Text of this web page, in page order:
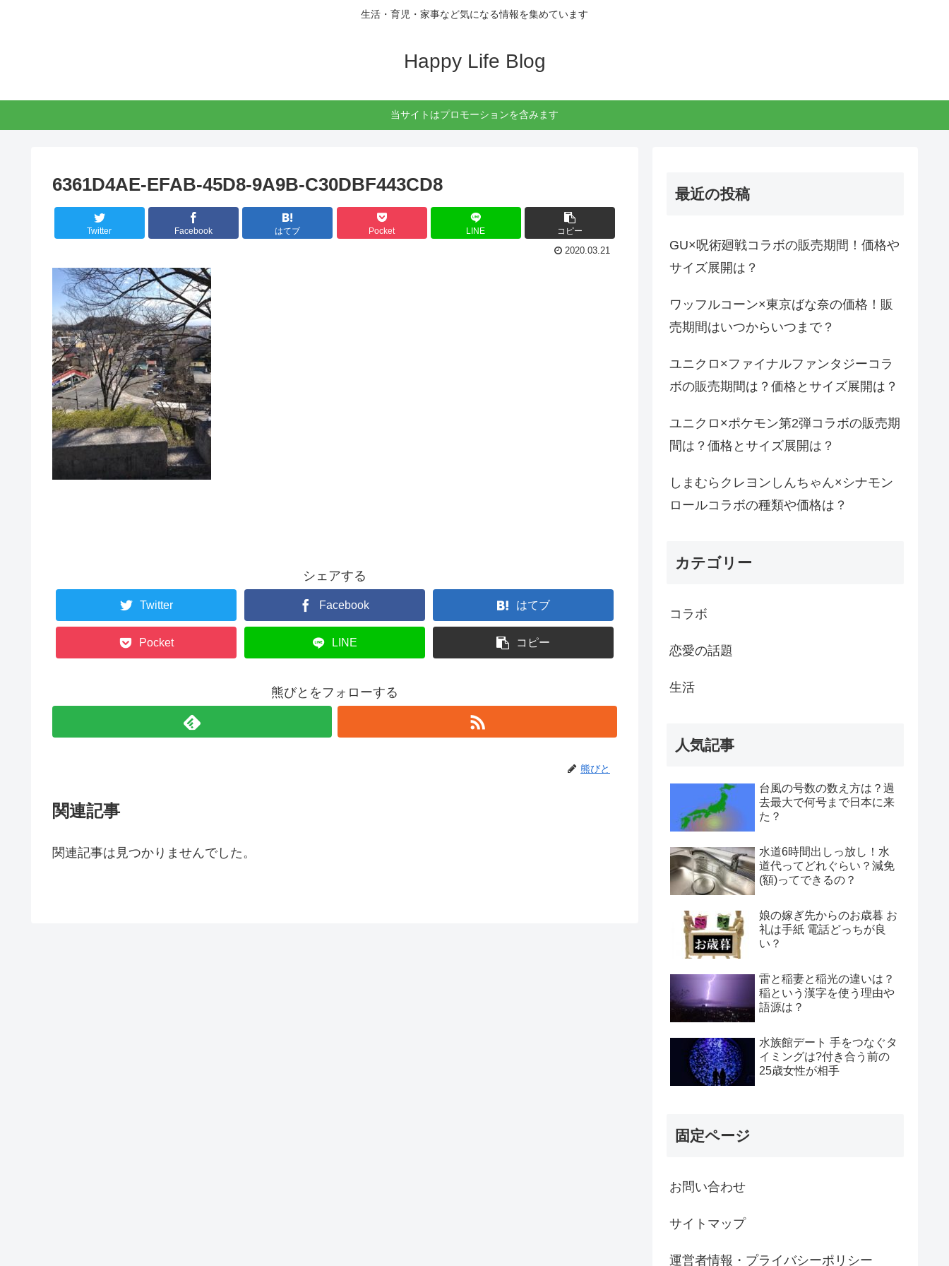
生活・育児・家事など気になる情報を集めています
Happy Life Blog
当サイトはプロモーションを含みます
6361D4AE-EFAB-45D8-9A9B-C30DBF443CD8
Twitter Facebook はてブ Pocket LINE コピー
2020.03.21
シェアする
Twitter Facebook はてブ
Pocket LINE コピー
熊びとをフォローする
熊びと
関連記事
関連記事は見つかりませんでした。
最近の投稿
GU×呪術廻戦コラボの販売期間！価格や
サイズ展開は？
ワッフルコーン×東京ばな奈の価格！販
売期間はいつからいつまで？
ユニクロ×ファイナルファンタジーコラ
ボの販売期間は？価格とサイズ展開は？
ユニクロ×ポケモン第2弾コラボの販売期
間は？価格とサイズ展開は？
しまむらクレヨンしんちゃん×シナモン
ロールコラボの種類や価格は？
カテゴリー
コラボ
恋愛の話題
生活
人気記事
台風の号数の数え方は？過
去最大で何号まで日本に来
た？
水道6時間出しっ放し！水
道代ってどれぐらい？減免
(額)ってできるの？
娘の嫁ぎ先からのお歳暮 お
礼は手紙 電話どっちが良
い？
雷と稲妻と稲光の違いは？
稲という漢字を使う理由や
語源は？
水族館デート 手をつなぐタ
イミングは?付き合う前の
25歳女性が相手
固定ページ
お問い合わせ
サイトマップ
運営者情報・プライバシーポリシー